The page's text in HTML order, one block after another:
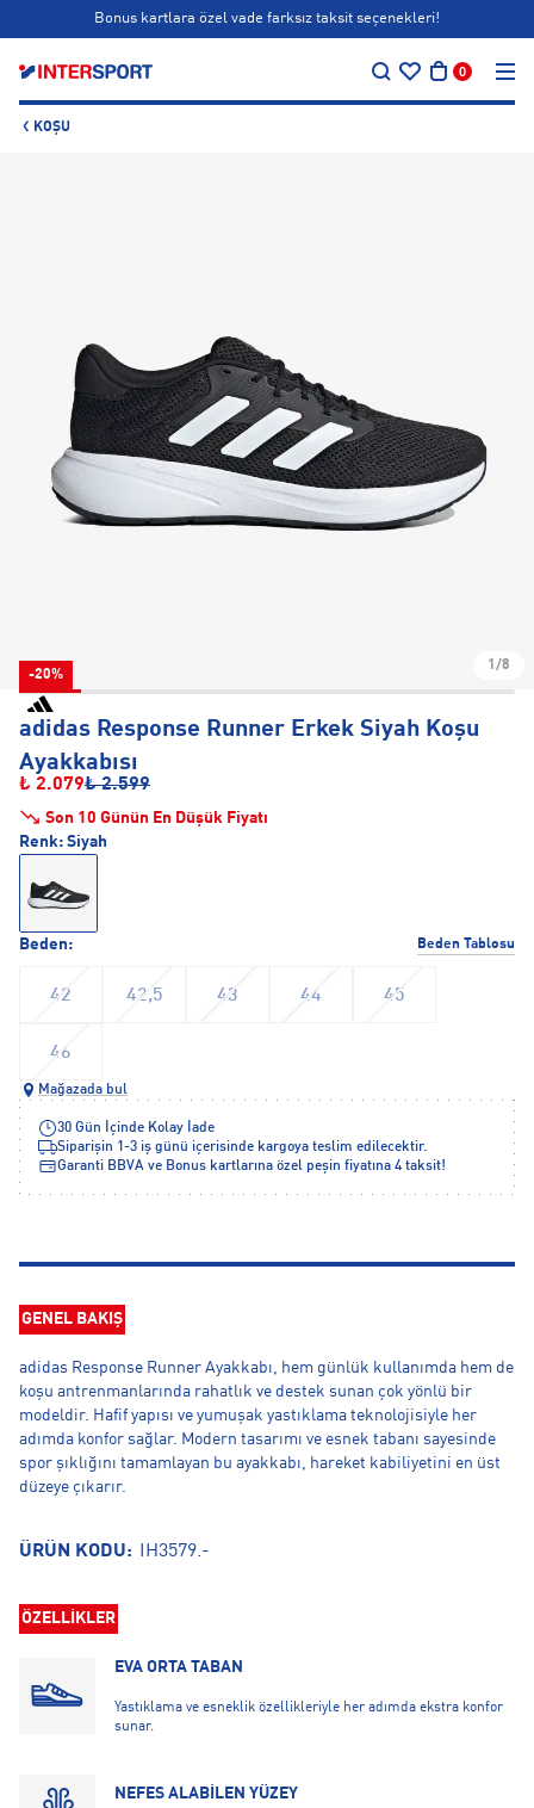
Bonus kartlara özel vade farksız taksit seçenekleri!
0
KOŞU
-20%
1/8
adidas Response Runner Erkek Siyah Koşu
Ayakkabısı
₺ 2.079₺ 2.599
Son 10 Günün En Düşük Fiyatı
Beden: Beden Tablosu
42 42,5 43 44 45
46
Renk: Siyah
Mağazada bul
30 Gün İçinde Kolay İade
Siparişin 1-3 iş günü içerisinde kargoya teslim edilecektir.
Garanti BBVA ve Bonus kartlarına özel peşin fiyatına 4 taksit!
GENEL BAKIŞ
adidas Response Runner Ayakkabı, hem günlük kullanımda hem de
koşu antrenmanlarında rahatlık ve destek sunan çok yönlü bir
modeldir. Hafif yapısı ve yumuşak yastıklama teknolojisiyle her
adımda konfor sağlar. Modern tasarımı ve esnek tabanı sayesinde
spor şıklığını tamamlayan bu ayakkabı, hareket kabiliyetini en üst
düzeye çıkarır.
ÜRÜN KODU: IH3579.-
ÖZELLİKLER
EVA ORTA TABAN
Yastıklama ve esneklik özellikleriyle her adımda ekstra konfor
sunar.
NEFES ALABİLEN YÜZEY